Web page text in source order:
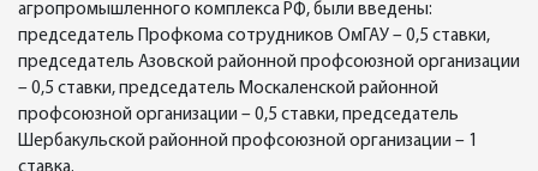
агропромышленного комплекса РФ, были введены:
председатель Профкома сотрудников ОмГАУ – 0,5 ставки,
председатель Азовской районной профсоюзной организации
– 0,5 ставки, председатель Москаленской районной
профсоюзной организации – 0,5 ставки, председатель
Шербакульской районной профсоюзной организации – 1